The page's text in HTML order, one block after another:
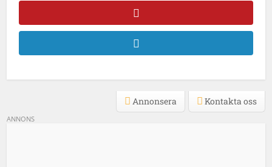
Kontakta oss
Annonsera
ANNONS